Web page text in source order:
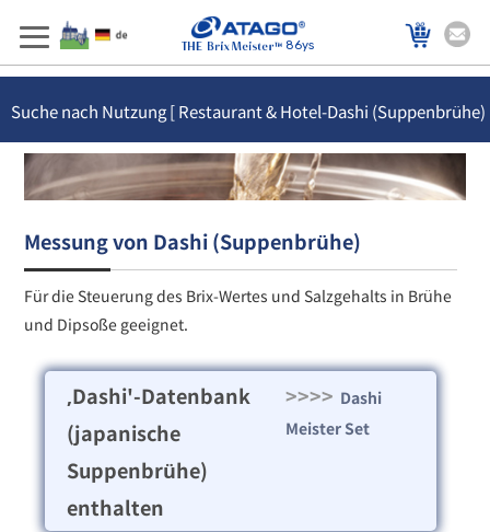
86ys
Suche nach Nutzung [ Restaurant & Hotel-Dashi (Suppenbrühe)
Messung von Dashi (Suppenbrühe)
Für die Steuerung des Brix-Wertes und Salzgehalts in Brühe
und Dipsoße geeignet.
‚Dashi'-Datenbank
(japanische
Suppenbrühe)
enthalten
>>>> Dashi
Meister Set